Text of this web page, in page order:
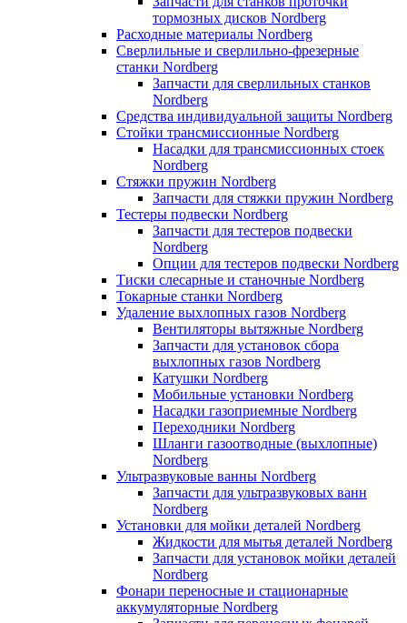
тормозных дисков Nordberg
Расходные материалы Nordberg
Сверлильные и сверлильно-фрезерные
станки Nordberg
Запчасти для сверлильных станков
Nordberg
Средства индивидуальной защиты Nordberg
Стойки трансмиссионные Nordberg
Насадки для трансмиссионных стоек
Nordberg
Стяжки пружин Nordberg
Запчасти для стяжки пружин Nordberg
Тестеры подвески Nordberg
Запчасти для тестеров подвески
Nordberg
Опции для тестеров подвески Nordberg
Тиски слесарные и станочные Nordberg
Токарные станки Nordberg
Удаление выхлопных газов Nordberg
Вентиляторы вытяжные Nordberg
Запчасти для установок сбора
выхлопных газов Nordberg
Катушки Nordberg
Мобильные установки Nordberg
Насадки газоприемные Nordberg
Переходники Nordberg
Шланги газоотводные (выхлопные)
Nordberg
Ультразвуковые ванны Nordberg
Запчасти для ультразвуковых ванн
Nordberg
Установки для мойки деталей Nordberg
Жидкости для мытья деталей Nordberg
Запчасти для установок мойки деталей
Nordberg
Фонари переносные и стационарные
аккумуляторные Nordberg